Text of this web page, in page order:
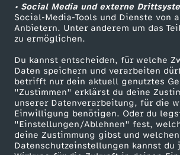
• Social Media und externe
Social-Media-Tools und Dienste von
Anbietern. Unter anderem um das
zu ermöglichen.
Du kannst entscheiden, für welche
Daten speichern und verarbeiten
betrifft nur dein aktuell genutztes
"Zustimmen" erklärst du deine
unserer Datenverarbeitung, für die
Einwilligung benötigen. Oder du
"Einstellungen/Ablehnen" fest,
deine Zustimmung gibst und
Datenschutzeinstellungen kannst du
2
0
2
5
ZDF Unternehmen
Karriere
ZDF goes Schule
Werbefernsehen
Mainzelmännchen